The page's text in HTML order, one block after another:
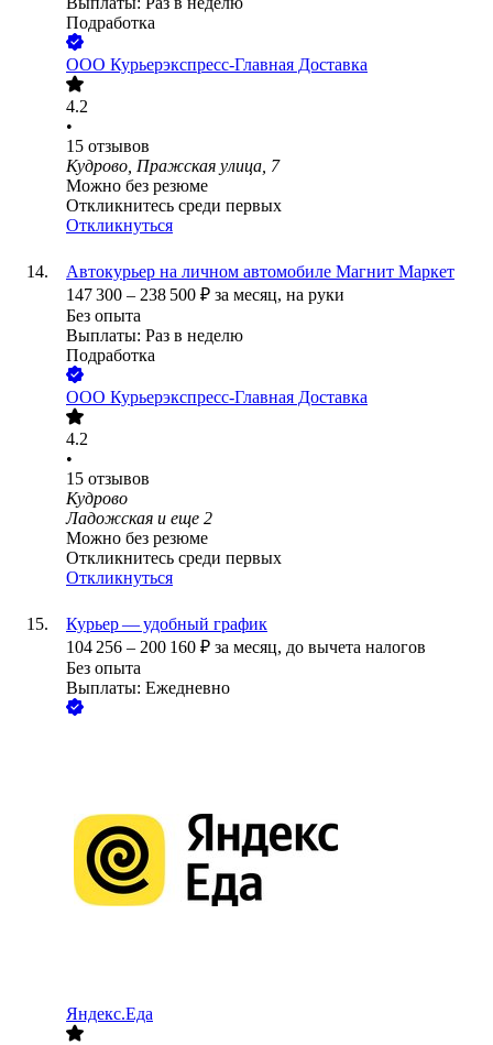
Подработка
ООО Курьерэкспресс-Главная Доставка
4.2
•
15 отзывов
Кудрово, Пражская улица, 7
Можно без резюме
Откликнитесь среди первых
Откликнуться
Автокурьер на личном автомобиле Магнит Маркет
147 300 – 238 500 ₽ за месяц, на руки
Без опыта
Выплаты: Раз в неделю
Подработка
ООО Курьерэкспресс-Главная Доставка
4.2
•
15 отзывов
Кудрово
Ладожская и еще 2
Можно без резюме
Откликнитесь среди первых
Откликнуться
Курьер — удобный график
104 256 – 200 160 ₽ за месяц, до вычета налогов
Без опыта
Выплаты: Ежедневно
Яндекс.Еда